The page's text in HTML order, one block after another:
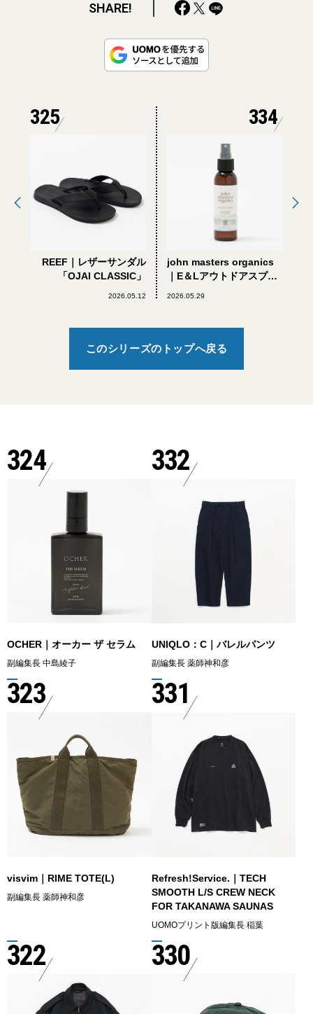
SHARE!
325
REEF｜レザーサンダル
「OJAI CLASSIC」
2026.05.12
334
john masters organics
｜E＆Lアウトドアスプレ
2026.05.29
このシリーズのトップへ戻る
324
OCHER｜オーカー ザ セラム
副編集長 中島綾子
332
UNIQLO：C｜バレルパンツ
副編集長 薬師神和彦
323
visvim｜RIME TOTE(L)
副編集長 薬師神和彦
331
Refresh!Service.｜TECH
SMOOTH L/S CREW NECK
FOR TAKANAWA SAUNAS
UOMOプリント版編集長 稲葉
322 330